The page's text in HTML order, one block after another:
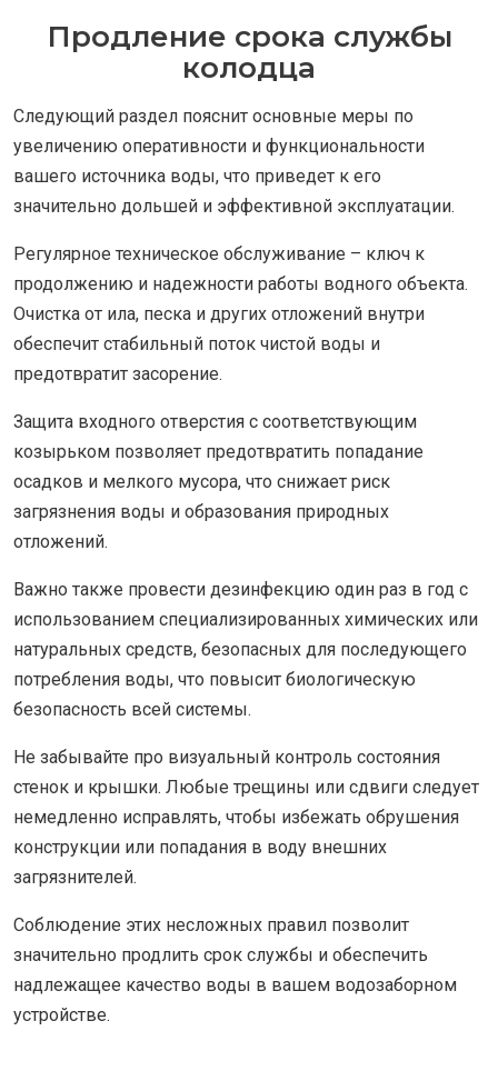
Продление срока службы
колодца
Следующий раздел пояснит основные меры по
увеличению оперативности и функциональности
вашего источника воды, что приведет к его
значительно дольшей и эффективной эксплуатации.
Регулярное техническоe обслуживание – ключ к
продолжению и надежности работы водного объекта.
Очистка от ила, песка и других отложений внутри
обеспечит стабильный поток чистой воды и
предотвратит засорение.
Защита входного отверстия с соответствующим
козырьком позволяет предотвратить попадание
осадков и мелкого мусора, что снижает риск
загрязнения воды и образования природных
отложений.
Важно также провести дезинфекцию один раз в год с
использованием специализированных химических или
натуральных средств, безопасных для последующего
потребления воды, что повысит биологическую
безопасность всей системы.
Не забывайте про визуальный контроль состояния
стенок и крышки. Любые трещины или сдвиги следует
немедленно исправлять, чтобы избежать обрушения
конструкции или попадания в воду внешних
загрязнителей.
Соблюдение этих несложных правил позволит
значительно продлить срок службы и обеспечить
надлежащее качество воды в вашем водозаборном
устройстве.